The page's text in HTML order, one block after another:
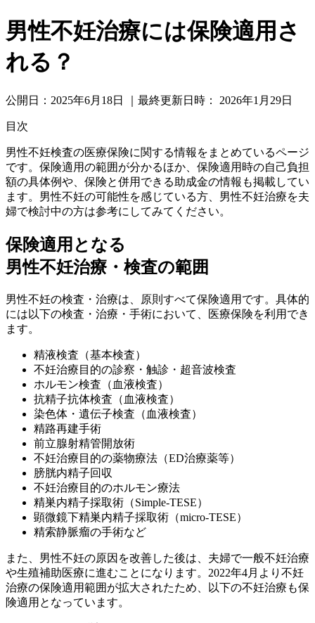
男性不妊治療には保険適用さ
れる？
公開日： 2025年6月18日 ｜最終更新日時： 2026年1月29日
目次
男性不妊検査の医療保険に関する情報をまとめているページ
です。保険適用の範囲が分かるほか、保険適用時の自己負担
額の具体例や、保険と併用できる助成金の情報も掲載してい
ます。男性不妊の可能性を感じている方、男性不妊治療を夫
婦で検討中の方は参考にしてみてください。
保険適用となる
男性不妊治療・検査の範囲
男性不妊の検査・治療は、 原則すべて保険適用 です。具体的
には以下の検査・治療・手術において、医療保険を利用でき
ます。
精液検査（基本検査）
不妊治療目的の診察・触診・超音波検査
ホルモン検査（血液検査）
抗精子抗体検査（血液検査）
染色体・遺伝子検査（血液検査）
精路再建手術
前立腺射精管開放術
不妊治療目的の薬物療法（ED治療薬等）
膀胱内精子回収
不妊治療目的のホルモン療法
精巣内精子採取術（Simple-TESE）
顕微鏡下精巣内精子採取術（micro-TESE）
精索静脈瘤の手術など
また、男性不妊の原因を改善した後は、 夫婦で一般不妊治療
や生殖補助医療に進むことになります。2022年4月より不妊
治療の保険適用範囲が拡大されたため、以下の不妊治療も保
険適用となっています。